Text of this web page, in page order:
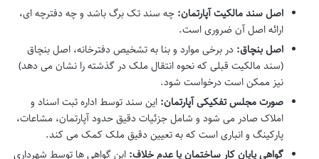
اصل سند مالکیت آپارتمان: چه سند تک برگ باشد و چه دفترچه ای،
ارائه اصل آن ضروری است.
اصل بنچاق: در برخی موارد و بنا به تشخیص دفترخانه، اصل بنچاق
(سند مالکیت قبلی که نحوه انتقال ملک در گذشته را نشان می دهد)
نیز ممکن است درخواست شود.
صورت مجلس تفکیکی آپارتمان: این سند توسط اداره ثبت اسناد و
املاک صادر می شود و شامل جزئیات دقیق حدود آپارتمان، مشاعات،
پارکینگ و انباری است که به تعیین دقیق ملک کمک می کند.
گواهی پایان کار ساختمان یا عدم خلاف: این گواهی ها توسط شهرداری